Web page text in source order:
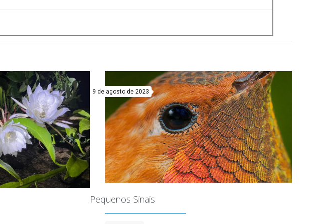
9 de agosto de 2023
Pequenos Sinais